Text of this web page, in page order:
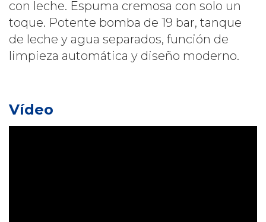
con leche. Espuma cremosa con solo un
toque. Potente bomba de 19 bar, tanque
de leche y agua separados, función de
limpieza automática y diseño moderno.
Vídeo